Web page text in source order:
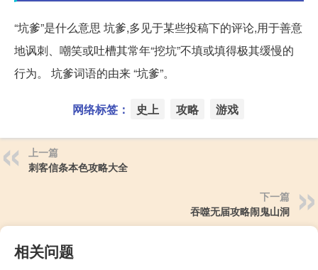
“坑爹”是什么意思 坑爹,多见于某些投稿下的评论,用于善意
地讽刺、嘲笑或吐槽其常年“挖坑”不填或填得极其缓慢的
行为。 坑爹词语的由来 “坑爹”。
网络标签： 史上 攻略 游戏
上一篇
刺客信条本色攻略大全
下一篇
吞噬无届攻略闹鬼山洞
相关问题